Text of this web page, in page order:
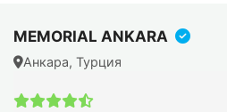
Что обычно входит в
Цена может включать:
консультацию хирурга;
MEMORIAL ANKARA
Анкара, Турция